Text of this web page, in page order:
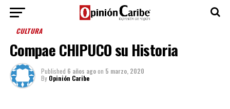
CULTURA
Compae CHIPUCO su Historia
Published 6 años agoon 5 marzo, 2020
By Opinión Caribe